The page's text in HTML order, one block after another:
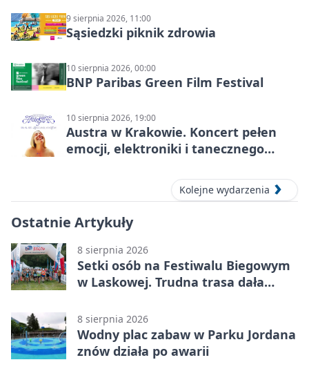
9 sierpnia 2026, 11:00
Sąsiedzki piknik zdrowia
10 sierpnia 2026, 00:00
BNP Paribas Green Film Festival
10 sierpnia 2026, 19:00
Austra w Krakowie. Koncert pełen
emocji, elektroniki i tanecznego
Kolejne wydarzenia
Ostatnie Artykuły
8 sierpnia 2026
Setki osób na Festiwalu Biegowym
w Laskowej. Trudna trasa dała
8 sierpnia 2026
Wodny plac zabaw w Parku Jordana
znów działa po awarii